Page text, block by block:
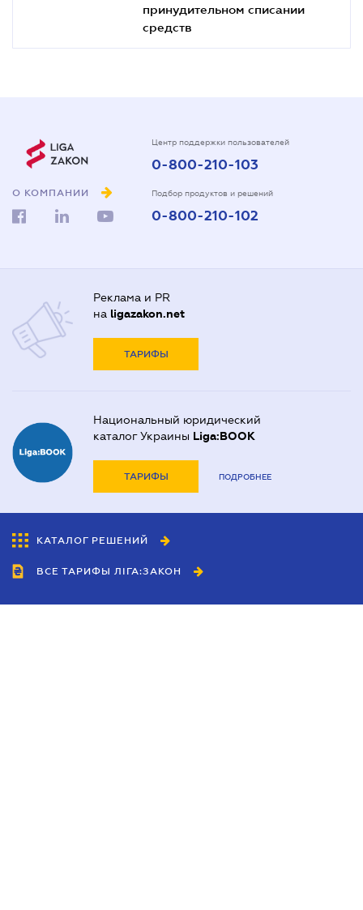
принудительном списании
средств
О КОМПАНИИ
Центр поддержки пользователей
0-800-210-103
Подбор продуктов и решений
0-800-210-102
Реклама и PR
на ligazakon.net
ТАРИФЫ
Национальный юридический
каталог Украины Liga:BOOK
ТАРИФЫ ПОДРОБНЕЕ
КАТАЛОГ РЕШЕНИЙ
ВСЕ ТАРИФЫ ЛІГА:ЗАКОН